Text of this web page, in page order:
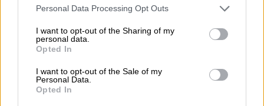
Please note that this website/app uses one or more Google
not limited to your visit or usage behaviour. You may click to
grant or deny consent to Google and its third-party tags to
use your data for below specified purposes in below Google
consent section.
Personal Data Processing Opt Outs
I want to opt-out of the Sharing of my
personal data.
Opted In
I want to opt-out of the Sale of my
Personal Data.
Opted In
Μητσοτάκη:
«Η Ευρώπη αποχαιρετά έναν
αληθινό
πρωτεργάτη της ενότητάς της
έναν ειλικρινή φίλο, οι πρωτοβουλίες του
οποίου βοήθησαν και τη δική της εθνική